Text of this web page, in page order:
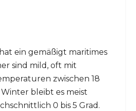
ein gemäßigt maritimes
sind mild, oft mit
zwischen 18
bleibt es meist
0 bis 5 Grad.